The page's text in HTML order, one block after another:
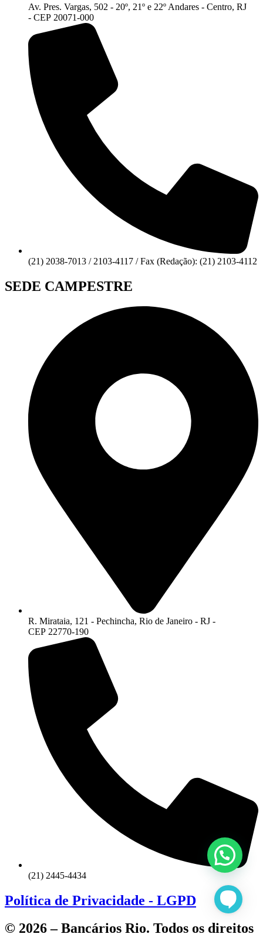
Av. Pres. Vargas, 502 - 20º, 21º e 22º Andares - Centro, RJ
- CEP 20071-000
(21) 2038-7013 / 2103-4117 / Fax (Redação): (21) 2103-4112
SEDE CAMPESTRE
R. Mirataia, 121 - Pechincha, Rio de Janeiro - RJ -
CEP 22770-190
(21) 2445-4434
Política de Privacidade - LGPD
© 2026 – Bancários Rio. Todos os direitos